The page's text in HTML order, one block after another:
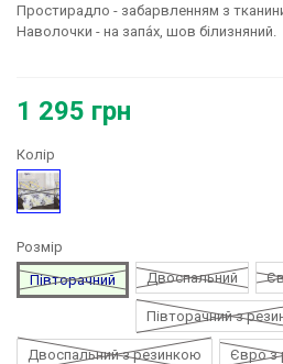
Простирадло - забарвленням з
Наволочки - на запа́х, шов білизняний.
1 295 грн
Колір
Малюнок
Розмір
Півторачний
Двоспальний
Півторачний з
Двоспальний з резинкою Євро з